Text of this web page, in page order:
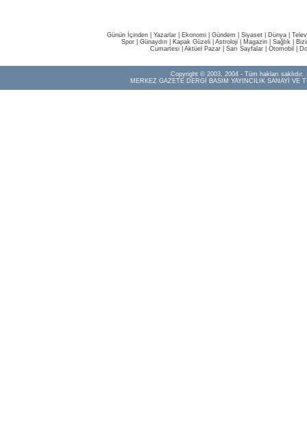
Günün İçinden Yazarlar Ekonomi Gündem Siyaset Dünya |
Spor
Günaydın Kapak Güzeli Astroloji Magazin Sağlık
Cumartesi| Aktüel Pazar| Sarı Sayfalar| Otomobil
Copyright © 2003, 2004 - Tüm hakları saklıdır.
MERKEZ GAZETE DERGİ BASIM YAYINCILIK SANAYİ VE